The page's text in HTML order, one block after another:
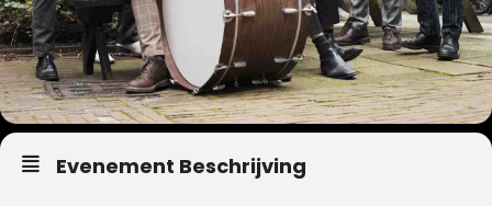
Evenement Beschrijving